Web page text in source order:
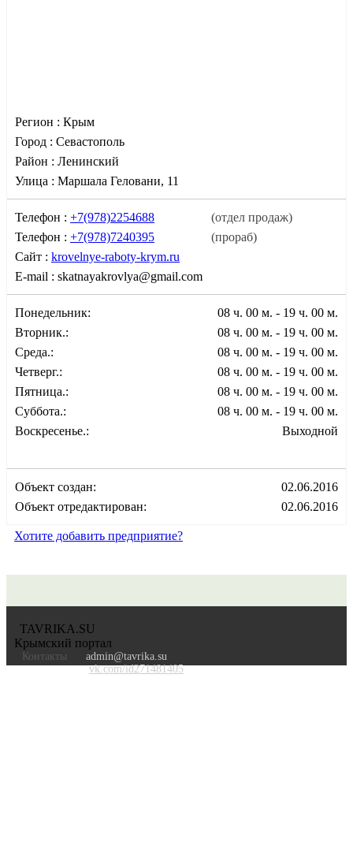
Регион : Крым
Город : Севастополь
Район : Ленинский
Улица : Маршала Геловани, 11
Телефон : +7(978)2254688
(отдел продаж)
Телефон : +7(978)7240395
(прораб)
Сайт : krovelnye-raboty-krym.ru
E-mail : skatnayakrovlya@gmail.com
Понедельник:
08 ч. 00 м. - 19 ч. 00 м.
Вторник.:
08 ч. 00 м. - 19 ч. 00 м.
Среда.:
08 ч. 00 м. - 19 ч. 00 м.
Четверг.:
08 ч. 00 м. - 19 ч. 00 м.
Пятница.:
08 ч. 00 м. - 19 ч. 00 м.
Суббота.:
08 ч. 00 м. - 19 ч. 00 м.
Воскресенье.:
Выходной
Объект создан:
02.06.2016
Объект отредактирован:
02.06.2016
Хотите добавить предприятие?
TAVRIKA.SU
Крымский портал
Контакты
admin@tavrika.su
vk.com/id271481405